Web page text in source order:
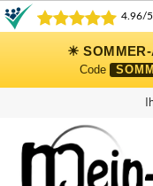
☀ SOMMER-
Code